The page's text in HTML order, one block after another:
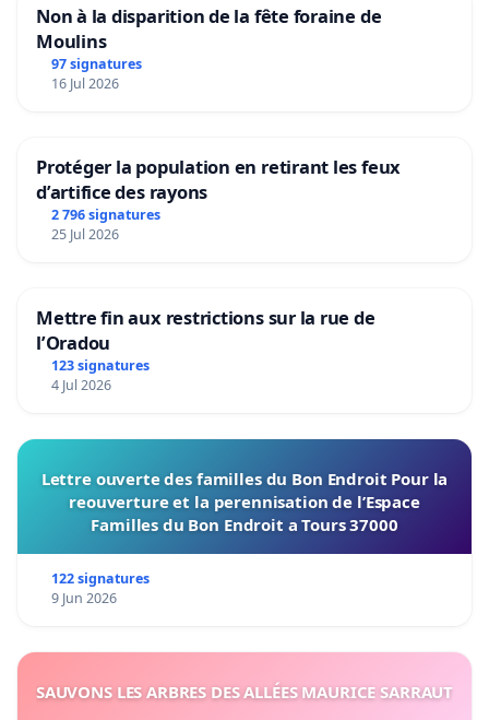
Non à la disparition de la fête foraine de
Moulins
97 signatures
16 Jul 2026
Protéger la population en retirant les feux
d’artifice des rayons
2 796 signatures
25 Jul 2026
Mettre fin aux restrictions sur la rue de
l’Oradou
123 signatures
4 Jul 2026
Lettre ouverte des familles du Bon Endroit Pour la
reouverture et la perennisation de l’Espace
Familles du Bon Endroit a Tours 37000
122 signatures
9 Jun 2026
SAUVONS LES ARBRES DES ALLÉES MAURICE SARRAUT